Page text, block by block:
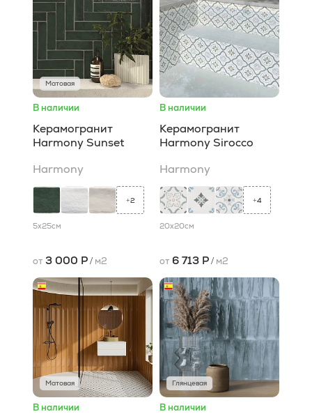
Матовая
В наличии
Керамогранит
Harmony Sunset
Harmony
+2
5x25см
от 3 000 Р/ м2
В наличии
Керамогранит
Harmony Sirocco
Harmony
+4
20x20см
от 6 713 Р/ м2
Матовая
В наличии
Глянцевая
В наличии